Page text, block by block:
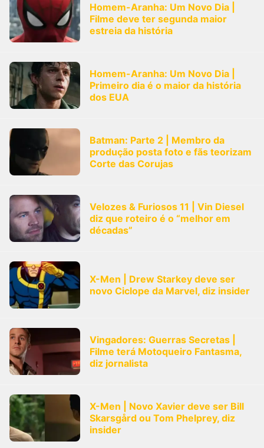
Homem-Aranha: Um Novo Dia |
Filme deve ter segunda maior
estreia da história
Homem-Aranha: Um Novo Dia |
Primeiro dia é o maior da história
dos EUA
Batman: Parte 2 | Membro da
produção posta foto e fãs teorizam
Corte das Corujas
Velozes & Furiosos 11 | Vin Diesel
diz que roteiro é o “melhor em
décadas”
X-Men | Drew Starkey deve ser
novo Ciclope da Marvel, diz insider
Vingadores: Guerras Secretas |
Filme terá Motoqueiro Fantasma,
diz jornalista
X-Men | Novo Xavier deve ser Bill
Skarsgård ou Tom Phelprey, diz
insider